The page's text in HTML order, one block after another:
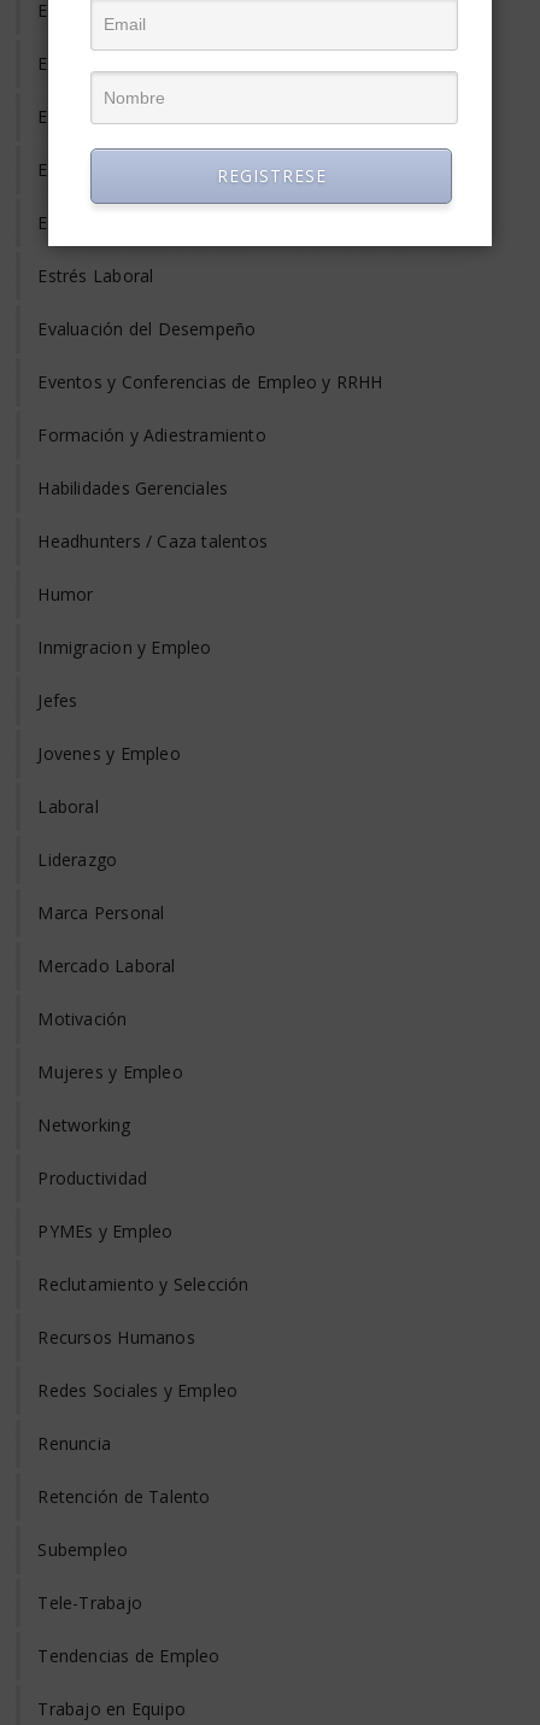
Empleo Informal
Empleo Temporal
Emprendedores
Entrevista de Trabajo
Equilibrio Vida y Trabajo
Estrés Laboral
Evaluación del Desempeño
Eventos y Conferencias de Empleo y RRHH
Formación y Adiestramiento
Habilidades Gerenciales
Headhunters / Caza talentos
Humor
Inmigracion y Empleo
Jefes
Jovenes y Empleo
Laboral
Liderazgo
Marca Personal
Mercado Laboral
Motivación
Mujeres y Empleo
Networking
Productividad
PYMEs y Empleo
Reclutamiento y Selección
Recursos Humanos
Redes Sociales y Empleo
Renuncia
Retención de Talento
Subempleo
Tele-Trabajo
Tendencias de Empleo
Trabajo en Equipo
REGISTRESE